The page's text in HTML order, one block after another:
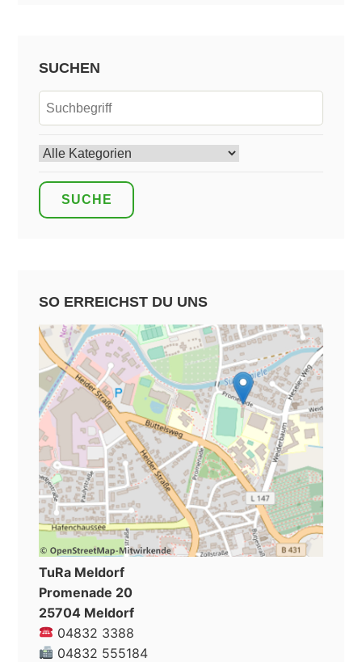
SUCHEN
SO ERREICHST DU UNS
TuRa Meldorf
Promenade 20
25704 Meldorf
04832 3388
04832 555184